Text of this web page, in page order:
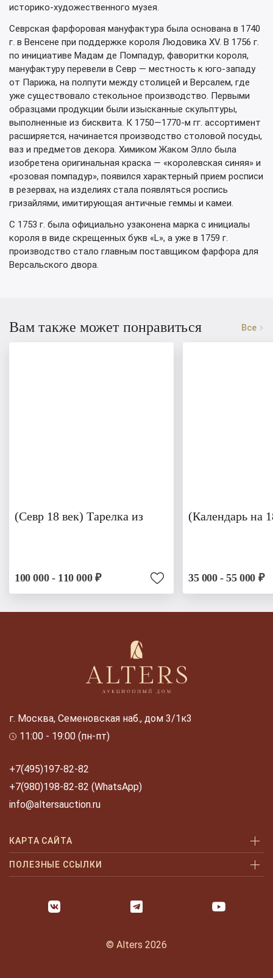
историко-художественного музея.
Севрская фарфоровая мануфактура была основана в 1740
г. в Венсене при поддержке короля Людовика XV. В 1756 г.
по инициативе Мадам де Помпадур, фаворитки короля,
мануфактуру перевели в Севр — местность к юго-западу
от Парижа, на полпути между столицей и Версалем, где
уже существовало стекольное производство. Первыми
образцами продукции были изысканные скульптуры,
выполненные из бисквита. К 1750—1770-м гг. ассортимент
расширяется, начинается производство столовой посуды,
ваз и предметов декора. Химиком Жаком Элло была
изобретена оригинальная краска — «королевская синяя» и
«розовая помпадур», появился характерный прием росписи
в резервах, на изделиях стала появляться роспись
гризайлями, имитирующая античные геммы и камеи.
С 1753 г. была официально узаконена марка с инициалы
короля в виде скрещенных букв «L», а уже в 1759 г.
производство стало главным поставщиком фарфора для
Версальского двора.
Вам также может понравиться Все
(Севр 18 век) Тарелка из
100 000 - 110 000 ₽
(Календарь на
35 000 - 55 000 ₽
г. Москва, Семеновская наб., дом 3/1к3
11:00 - 19:00 (пн-пт)
+7(495)197-82-82
+7(980)198-82-82 (WhatsApp)
info@altersauction.ru
КАРТА САЙТА
Аукционы
Как продать
ПОЛЕЗНЫЕ ССЫЛКИ
Оплата и доставка
Часто задаваемые вопросы
© Alters 2026